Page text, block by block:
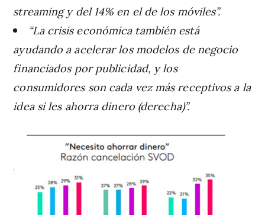
streaming y del 14% en el de los móviles”.
“La crisis económica también está
ayudando a acelerar los modelos de negocio
financiados por publicidad, y los
consumidores son cada vez más receptivos a la
idea si les ahorra dinero (derecha)”.